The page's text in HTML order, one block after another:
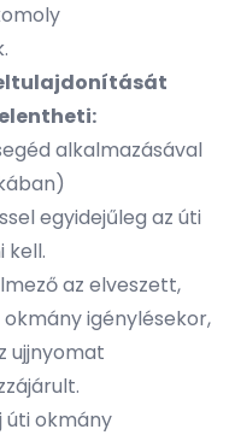
alkalmazásával
egyidejűleg az úti
kell.
az elveszett,
igénylésekor,
ujjnyomat
okmány